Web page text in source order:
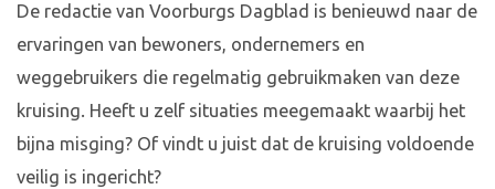
De redactie van Voorburgs Dagblad is benieuwd naar de
ervaringen van bewoners, ondernemers en
weggebruikers die regelmatig gebruikmaken van deze
kruising. Heeft u zelf situaties meegemaakt waarbij het
bijna misging? Of vindt u juist dat de kruising voldoende
veilig is ingericht?